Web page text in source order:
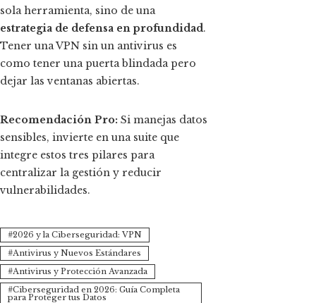
sola herramienta, sino de una
estrategia de defensa en profundidad.
Tener una VPN sin un antivirus es
como tener una puerta blindada pero
dejar las ventanas abiertas.
Recomendación Pro: Si manejas datos
sensibles, invierte en una suite que
integre estos tres pilares para
centralizar la gestión y reducir
vulnerabilidades.
2026 y la Ciberseguridad: VPN
Antivirus y Nuevos Estándares
Antivirus y Protección Avanzada
Ciberseguridad en 2026: Guía Completa
para Proteger tus Datos